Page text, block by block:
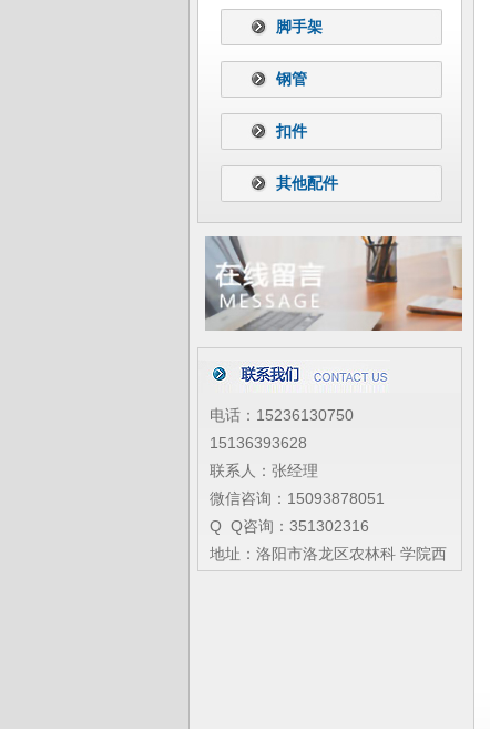
脚手架
钢管
扣件
其他配件
电话：15236130750
15136393628
联系人：张经理
微信咨询：15093878051
Q Q咨询：351302316
地址：洛阳市洛龙区农林科 学院西